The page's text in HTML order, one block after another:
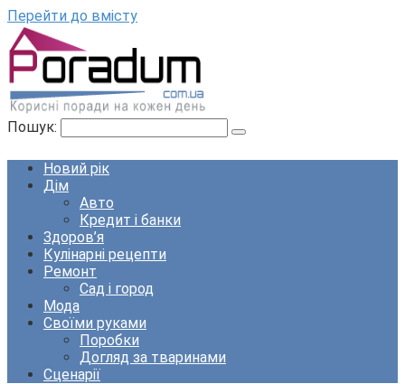
Перейти до вмісту
Пошук:
Новий рік
Дім
Авто
Кредит і банки
Здоров’я
Кулінарні рецепти
Ремонт
Сад і город
Мода
Своїми руками
Поробки
Догляд за тваринами
Сценарії